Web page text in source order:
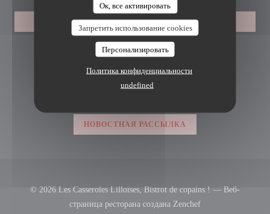
Ок, все активировать
Запретить использование cookies
Персонализировать
Политика конфиденциальности
undefined
ЗАБРОНИРОВАТЬ СТОЛИК
ПРИСОЕДИНЯЙТЕСЬ К НАМ
Facebook ((открывается в новом
Instagram ((открывается в
НОВОСТНАЯ РАССЫЛКА
© 2026 Les Casseroles Lilloises, Bistrot de copains ! — Веб-
страница ресторана создана Zenchef((открывается в
CASSEROLES LILLOISES, BISTROT DE